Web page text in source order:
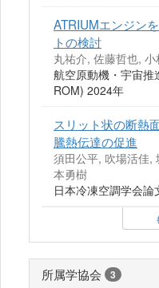
ATRIUMエンジン
トの検討
丸祐介, 佐藤哲也,
航空原動機・宇宙推
ROM) 2024年
スリット状の断熱
騰熱伝達の促進
須田公平, 吹場活佳,
本勇樹
日本冷凍空調学会
所属学協会 3